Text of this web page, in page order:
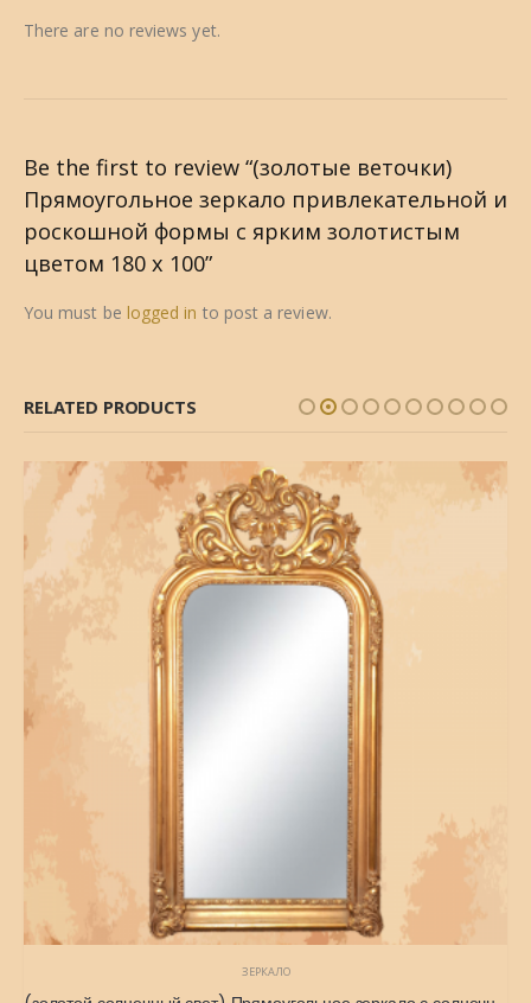
There are no reviews yet.
Be the first to review “(золотые веточки)
Прямоугольное зеркало привлекательной и
роскошной формы с ярким золотистым
цветом 180 x 100”
You must be logged in to post a review.
RELATED PRODUCTS
ЗЕРКАЛО